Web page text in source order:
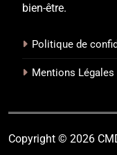
bien-être.
Politique de
Mentions Légales
Copyright © 2026